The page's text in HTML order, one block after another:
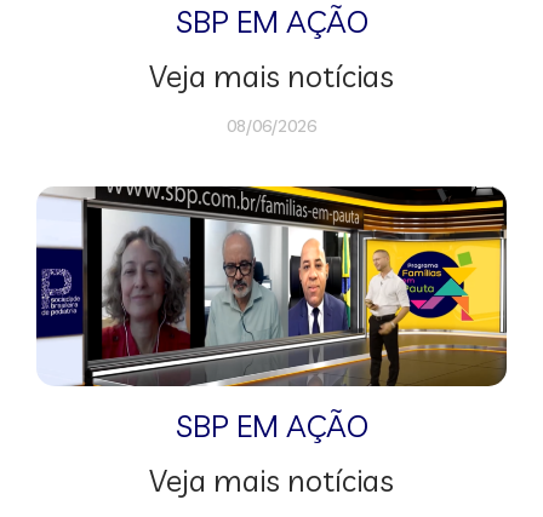
SBP EM AÇÃO
Veja mais notícias
08/06/2026
SBP EM AÇÃO
Veja mais notícias